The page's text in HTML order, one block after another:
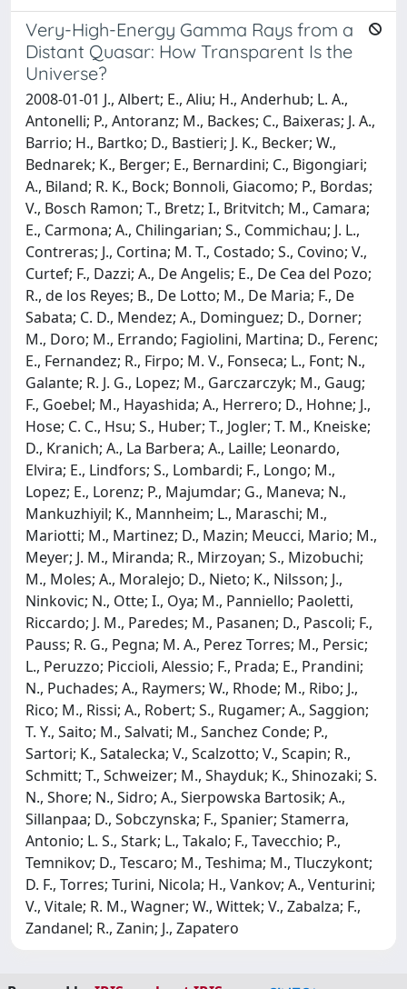
Very-High-Energy Gamma Rays from a
Distant Quasar: How Transparent Is the
Universe?
2008-01-01 J., Albert; E., Aliu; H., Anderhub; L. A.,
Antonelli; P., Antoranz; M., Backes; C., Baixeras; J. A.,
Barrio; H., Bartko; D., Bastieri; J. K., Becker; W.,
Bednarek; K., Berger; E., Bernardini; C., Bigongiari;
A., Biland; R. K., Bock; Bonnoli, Giacomo; P., Bordas;
V., Bosch Ramon; T., Bretz; I., Britvitch; M., Camara;
E., Carmona; A., Chilingarian; S., Commichau; J. L.,
Contreras; J., Cortina; M. T., Costado; S., Covino; V.,
Curtef; F., Dazzi; A., De Angelis; E., De Cea del Pozo;
R., de los Reyes; B., De Lotto; M., De Maria; F., De
Sabata; C. D., Mendez; A., Dominguez; D., Dorner;
M., Doro; M., Errando; Fagiolini, Martina; D., Ferenc;
E., Fernandez; R., Firpo; M. V., Fonseca; L., Font; N.,
Galante; R. J. G., Lopez; M., Garczarczyk; M., Gaug;
F., Goebel; M., Hayashida; A., Herrero; D., Hohne; J.,
Hose; C. C., Hsu; S., Huber; T., Jogler; T. M., Kneiske;
D., Kranich; A., La Barbera; A., Laille; Leonardo,
Elvira; E., Lindfors; S., Lombardi; F., Longo; M.,
Lopez; E., Lorenz; P., Majumdar; G., Maneva; N.,
Mankuzhiyil; K., Mannheim; L., Maraschi; M.,
Mariotti; M., Martinez; D., Mazin; Meucci, Mario; M.,
Meyer; J. M., Miranda; R., Mirzoyan; S., Mizobuchi;
M., Moles; A., Moralejo; D., Nieto; K., Nilsson; J.,
Ninkovic; N., Otte; I., Oya; M., Panniello; Paoletti,
Riccardo; J. M., Paredes; M., Pasanen; D., Pascoli; F.,
Pauss; R. G., Pegna; M. A., Perez Torres; M., Persic;
L., Peruzzo; Piccioli, Alessio; F., Prada; E., Prandini;
N., Puchades; A., Raymers; W., Rhode; M., Ribo; J.,
Rico; M., Rissi; A., Robert; S., Rugamer; A., Saggion;
T. Y., Saito; M., Salvati; M., Sanchez Conde; P.,
Sartori; K., Satalecka; V., Scalzotto; V., Scapin; R.,
Schmitt; T., Schweizer; M., Shayduk; K., Shinozaki; S.
N., Shore; N., Sidro; A., Sierpowska Bartosik; A.,
Sillanpaa; D., Sobczynska; F., Spanier; Stamerra,
Antonio; L. S., Stark; L., Takalo; F., Tavecchio; P.,
Temnikov; D., Tescaro; M., Teshima; M., Tluczykont;
D. F., Torres; Turini, Nicola; H., Vankov; A., Venturini;
V., Vitale; R. M., Wagner; W., Wittek; V., Zabalza; F.,
Zandanel; R., Zanin; J., Zapatero